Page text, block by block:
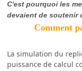
C'est pourquoi les
devaient de soutenir
Comment
La simulation du
puissance de calcul